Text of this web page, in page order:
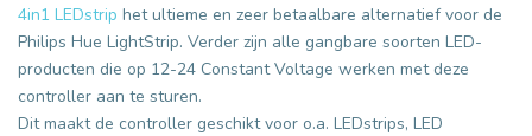
4in1 LEDstrip het ultieme en zeer betaalbare alternatief voor de
Philips Hue LightStrip. Verder zijn alle gangbare soorten LED-
producten die op 12-24 Constant Voltage werken met deze
controller aan te sturen.
Dit maakt de controller geschikt voor o.a. LEDstrips, LED